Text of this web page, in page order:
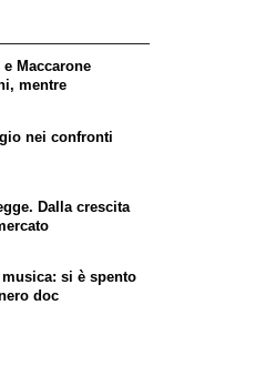
Maccarone
mentre
nei confronti
Dalla crescita
si è spento
doc